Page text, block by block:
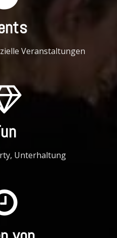
Veranstaltungen
Unterhaltung